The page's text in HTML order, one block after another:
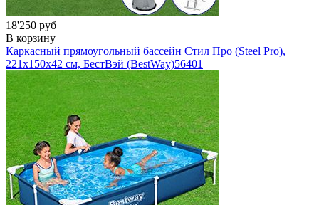
18'250 руб
В корзину
Каркасный прямоугольный бассейн Стил Про (Steel Pro),
221х150x42 см, БестВэй (BestWay)56401